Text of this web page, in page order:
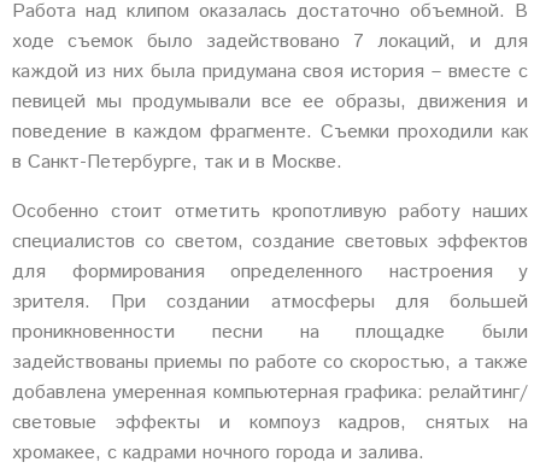
Работа над клипом оказалась достаточно объемной. В
ходе съемок было задействовано 7 локаций, и для
каждой из них была придумана своя история – вместе с
певицей мы продумывали все ее образы, движения и
поведение в каждом фрагменте. Съемки проходили как
в Санкт-Петербурге, так и в Москве.
Особенно стоит отметить кропотливую работу наших
специалистов со светом, создание световых эффектов
для формирования определенного настроения у
зрителя. При создании атмосферы для большей
проникновенности песни на площадке были
задействованы приемы по работе со скоростью, а также
добавлена умеренная компьютерная графика: релайтинг/
световые эффекты и компоуз кадров, снятых на
хромакее, с кадрами ночного города и залива.